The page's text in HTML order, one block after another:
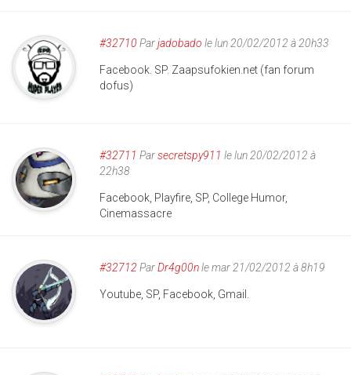
#32710 Parjadobado le lun 20/02/2012 à 20h33
Facebook. SP. Zaapsufokien.net (fan forum
dofus)
#32711 Parsecretspy911 le lun 20/02/2012 à
22h38
Facebook, Playfire, SP, College Humor,
Cinemassacre
#32712 ParDr4g00nle mar 21/02/2012 à 8h19
Youtube, SP, Facebook, Gmail.